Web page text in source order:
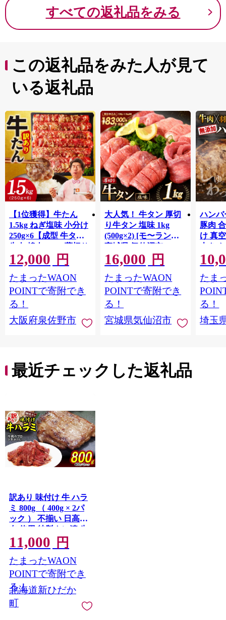
すべての返礼品をみる
この返礼品をみた人が見て
いる返礼品
【1位獲得】牛たん
1.5kg ねぎ塩味 小分け
250g×6【成型 牛タン
牛肉 焼肉 BBQ 薄切り
ぎゅうたん スライス
訳あり サイズ不揃
い】 G4721
12,000 円
たまったWAON
POINTで寄附でき
る！
大阪府泉佐野市
大人気！ 牛タン 厚切
り牛タン 塩味 1kg
(500g×2) [モ〜ランド
宮城県 気仙沼市
20564660] 肉 牛肉 精肉
牛たん 牛タン塩 牛た
ん塩 冷凍 焼肉 BBQ ア
ウトドア バーベキュ
ー 厚切り タン
16,000 円
たまったWAON
POINTで寄附でき
る！
宮城県気仙沼市
ハンバ
豚肉
け 真
大き
保存
淡路島
ポーク
き肉
ず 惣
まみ
んのお
たま
る！
埼玉
最近チェックした返礼品
訳あり 味付け 牛 ハラ
ミ 800g （ 400g × 2パ
ック ） 不揃い 日高昆
布 使用 特製タレ漬 牛
肉 はらみ 焼肉 バーベ
キュー 冷凍 北海道 新
ひだか町
11,000 円
たまったWAON
POINTで寄附でき
る！
北海道新ひだか
町